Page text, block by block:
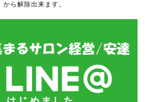
から解除出来ます。